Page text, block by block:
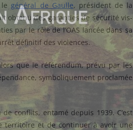
legénéral de Gaulle, président de la
obtenu des garanties de sécurité vis-
par le rôle de l’OAS lancée dans sa
définitif des violences.
que le référendum, prévu par les
symboliquement proclamée
conflits, entamé depuis 1939. C’est
territoire et de continuer à avoir une